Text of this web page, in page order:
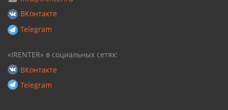
ВКонтакте
Telegram
«IRENTER» в социальных сетях:
ВКонтакте
Telegram